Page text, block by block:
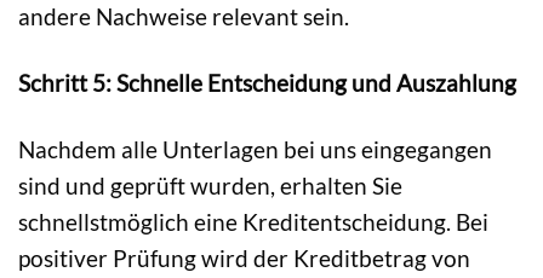
andere Nachweise relevant sein.
Schritt 5: Schnelle Entscheidung und Auszahlung
Nachdem alle Unterlagen bei uns eingegangen
sind und geprüft wurden, erhalten Sie
schnellstmöglich eine Kreditentscheidung. Bei
positiver Prüfung wird der Kreditbetrag von